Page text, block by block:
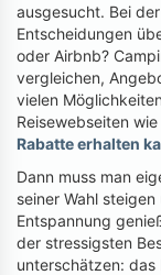
ausgesucht. Bei
Entscheidungen
oder Airbnb?
vergleichen,
vielen
Reisewebseiten wie
Rabatte erhalten
Dann muss man
seiner Wahl
Entspannung
der stressigsten
unterschätzen: das